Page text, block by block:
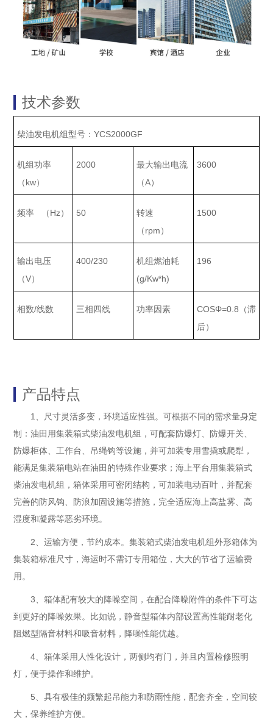
技术参数
柴油发电机组型号： YCS2000GF
机组功率
（ kw）
2000
最大输出电流
（A）
3600
频率 （ Hz） 50
转速
（ rpm ）
1500
输出电压
（V）
400/230 机组燃油耗
(g/Kw*h)
196
相数/线数 三相四线 功率因素 COSΦ=0.8 （滞
后）
产品特点
1、尺寸灵活多变，环境适应性强。可根据不同的需求量身定
制：油田用集装箱式柴油发电机组，可配套防爆灯、防爆开关、
防爆柜体、工作台、吊绳钩等设施，并可加装专用雪撬或爬犁，
能满足集装箱电站在油田的特殊作业要求；海上平台用集装箱式
柴油发电机组，箱体采用可密闭结构，可加装电动百叶，并配套
完善的防风钩、防浪加固设施等措施，完全适应海上高盐雾、高
湿度和凝露等恶劣环境。
2、运输方便，节约成本。集装箱式柴油发电机组外形箱体为
集装箱标准尺寸，海运时不需订专用箱位，大大的节省了运输费
用。
3、箱体配有较大的降噪空间，在配合降噪附件的条件下可达
到更好的降噪效果。比如说，静音型箱体内部设置高性能耐老化
阻燃型隔音材料和吸音材料，降噪性能优越。
4、箱体采用人性化设计，两侧均有门，并且内置检修照明
灯，便于操作和维护。
5、具有极佳的频繁起吊能力和防雨性能，配套齐全，空间较
大，保养维护方便。